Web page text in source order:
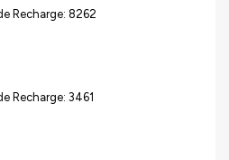
Recharge: 8262
Recharge: 3461